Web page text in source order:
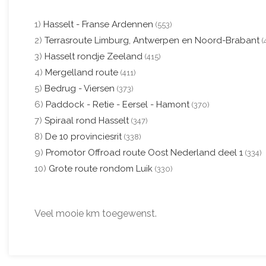
1) Hasselt - Franse Ardennen (553)
2) Terrasroute Limburg, Antwerpen en Noord-Brabant
3) Hasselt rondje Zeeland (415)
4) Mergelland route (411)
5) Bedrug - Viersen (373)
6) Paddock - Retie - Eersel - Hamont (370)
7) Spiraal rond Hasselt (347)
8) De 10 provinciesrit (338)
9) Promotor Offroad route Oost Nederland deel 1 (334)
10) Grote route rondom Luik (330)
Veel mooie km toegewenst.